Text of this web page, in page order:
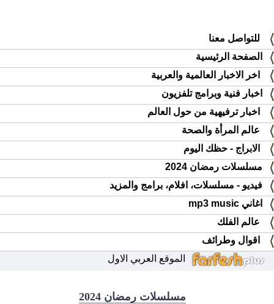
للتواصل معنا
الصفحة الرئيسية
اخر الاخبار العالمية والعربية
اخبار فنية وبرامج تلفزيون
اخبار ترفيهية من حول العالم
عالم المرأة والصحة
الابراج - حظك اليوم
مسلسلات رمضان 2024
فيديو - مسلسلات، افلام، برامج والمزيد
اغاني mp3 music
عالم الفلك
اقوال وطرائف
الموقع العربي الاول
مسلسلات رمضان 2024